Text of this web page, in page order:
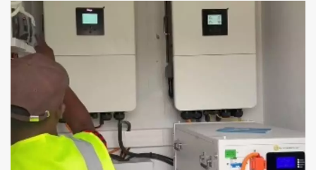
customers. The system uses the Greensun 241kWH outdoor cabinet
GCB-E240 paired with a Deye 80kW i...